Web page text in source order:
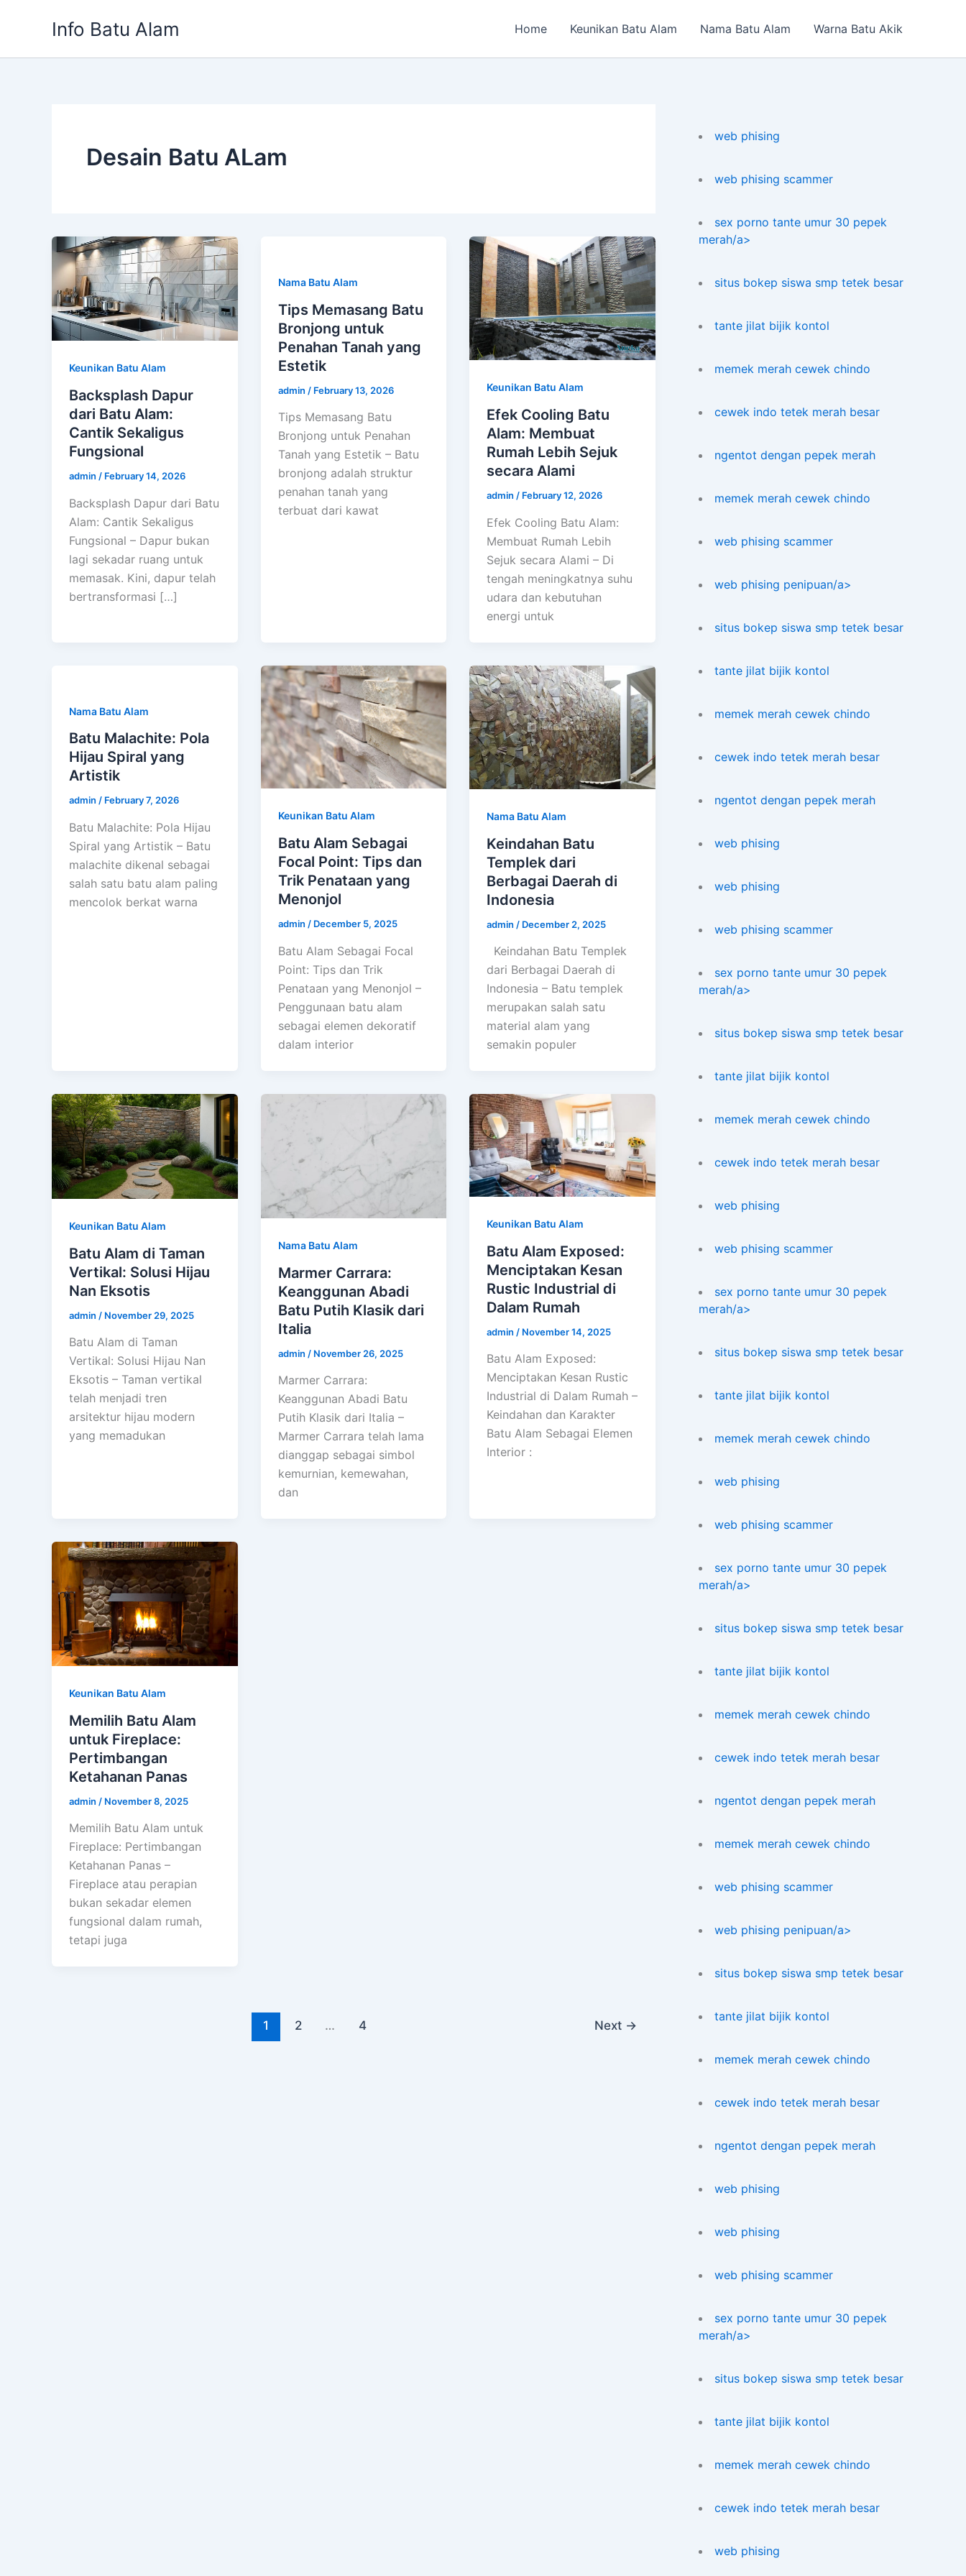
Info Batu Alam Home Keunikan Batu Alam Nama Batu Alam Warna Batu Akik
Desain Batu ALam
Keunikan Batu Alam
Backsplash Dapur
dari Batu Alam:
Cantik Sekaligus
Fungsional
admin / February 14, 2026
Backsplash Dapur dari Batu
Alam: Cantik Sekaligus
Fungsional – Dapur bukan
lagi sekadar ruang untuk
memasak. Kini, dapur telah
bertransformasi […]
Nama Batu Alam
Tips Memasang Batu
Bronjong untuk
Penahan Tanah yang
Estetik
admin / February 13, 2026
Tips Memasang Batu
Bronjong untuk Penahan
Tanah yang Estetik – Batu
bronjong adalah struktur
penahan tanah yang
terbuat dari kawat
Keunikan Batu Alam
Efek Cooling Batu
Alam: Membuat
Rumah Lebih Sejuk
secara Alami
admin / February 12, 2026
Efek Cooling Batu Alam:
Membuat Rumah Lebih
Sejuk secara Alami – Di
tengah meningkatnya suhu
udara dan kebutuhan
energi untuk
Nama Batu Alam
Batu Malachite: Pola
Hijau Spiral yang
Artistik
admin / February 7, 2026
Batu Malachite: Pola Hijau
Spiral yang Artistik – Batu
malachite dikenal sebagai
salah satu batu alam paling
mencolok berkat warna
Keunikan Batu Alam
Batu Alam Sebagai
Focal Point: Tips dan
Trik Penataan yang
Menonjol
admin / December 5, 2025
Batu Alam Sebagai Focal
Point: Tips dan Trik
Penataan yang Menonjol –
Penggunaan batu alam
sebagai elemen dekoratif
dalam interior
Nama Batu Alam
Keindahan Batu
Templek dari
Berbagai Daerah di
Indonesia
admin / December 2, 2025
Keindahan Batu Templek
dari Berbagai Daerah di
Indonesia – Batu templek
merupakan salah satu
material alam yang
semakin populer
Keunikan Batu Alam
Batu Alam di Taman
Vertikal: Solusi Hijau
Nan Eksotis
admin / November 29, 2025
Batu Alam di Taman
Vertikal: Solusi Hijau Nan
Eksotis – Taman vertikal
telah menjadi tren
arsitektur hijau modern
yang memadukan
Nama Batu Alam
Marmer Carrara:
Keanggunan Abadi
Batu Putih Klasik dari
Italia
admin / November 26, 2025
Marmer Carrara:
Keanggunan Abadi Batu
Putih Klasik dari Italia –
Marmer Carrara telah lama
dianggap sebagai simbol
kemurnian, kemewahan,
dan
Keunikan Batu Alam
Batu Alam Exposed:
Menciptakan Kesan
Rustic Industrial di
Dalam Rumah
admin / November 14, 2025
Batu Alam Exposed:
Menciptakan Kesan Rustic
Industrial di Dalam Rumah –
Keindahan dan Karakter
Batu Alam Sebagai Elemen
Interior :
Keunikan Batu Alam
Memilih Batu Alam
untuk Fireplace:
Pertimbangan
Ketahanan Panas
admin / November 8, 2025
Memilih Batu Alam untuk
Fireplace: Pertimbangan
Ketahanan Panas –
Fireplace atau perapian
bukan sekadar elemen
fungsional dalam rumah,
tetapi juga
1 2 … 4 Next →
web phising
web phising scammer
sex porno tante umur 30 pepek
merah/a>
situs bokep siswa smp tetek besar
tante jilat bijik kontol
memek merah cewek chindo
cewek indo tetek merah besar
ngentot dengan pepek merah
memek merah cewek chindo
web phising scammer
web phising penipuan/a>
situs bokep siswa smp tetek besar
tante jilat bijik kontol
memek merah cewek chindo
cewek indo tetek merah besar
ngentot dengan pepek merah
web phising
web phising
web phising scammer
sex porno tante umur 30 pepek
merah/a>
situs bokep siswa smp tetek besar
tante jilat bijik kontol
memek merah cewek chindo
cewek indo tetek merah besar
web phising
web phising scammer
sex porno tante umur 30 pepek
merah/a>
situs bokep siswa smp tetek besar
tante jilat bijik kontol
memek merah cewek chindo
web phising
web phising scammer
sex porno tante umur 30 pepek
merah/a>
situs bokep siswa smp tetek besar
tante jilat bijik kontol
memek merah cewek chindo
cewek indo tetek merah besar
ngentot dengan pepek merah
memek merah cewek chindo
web phising scammer
web phising penipuan/a>
situs bokep siswa smp tetek besar
tante jilat bijik kontol
memek merah cewek chindo
cewek indo tetek merah besar
ngentot dengan pepek merah
web phising
web phising
web phising scammer
sex porno tante umur 30 pepek
merah/a>
situs bokep siswa smp tetek besar
tante jilat bijik kontol
memek merah cewek chindo
cewek indo tetek merah besar
web phising